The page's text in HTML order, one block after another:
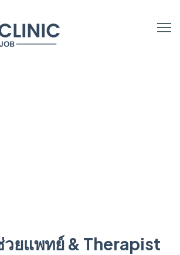
ยแพทย์ & Therapist